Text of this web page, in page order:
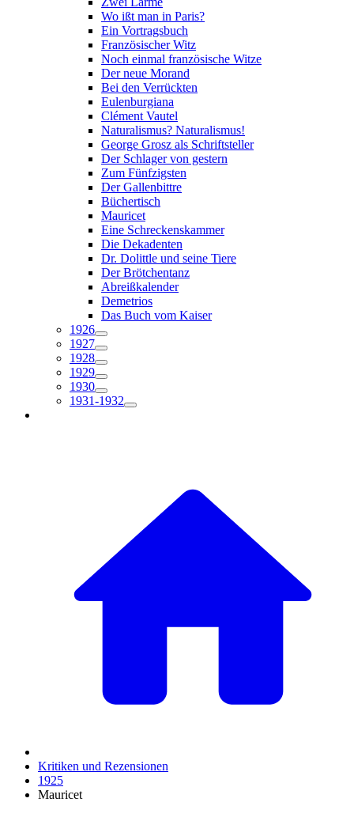
Wo ißt man in Paris?
Ein Vortragsbuch
Französischer Witz
Noch einmal französische Witze
Der neue Morand
Bei den Verrückten
Eulenburgiana
Clément Vautel
Naturalismus? Naturalismus!
George Grosz als Schriftsteller
Der Schlager von gestern
Zum Fünfzigsten
Der Gallenbittre
Büchertisch
Mauricet
Eine Schreckenskammer
Die Dekadenten
Dr. Dolittle und seine Tiere
Der Brötchentanz
Abreißkalender
Demetrios
Das Buch vom Kaiser
1926
1927
1928
1929
1930
1931-1932
Kritiken und Rezensionen
1925
Mauricet